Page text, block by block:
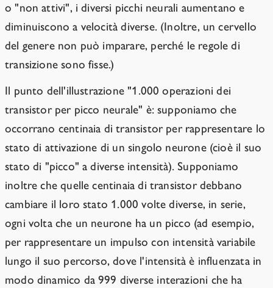
o "non attivi", i diversi picchi neurali aumentano e
diminuiscono a velocità diverse. (Inoltre, un cervello
del genere non può imparare, perché le regole di
transizione sono fisse.)
Il punto dell'illustrazione "1.000 operazioni dei
transistor per picco neurale" è: supponiamo che
occorrano centinaia di transistor per rappresentare lo
stato di attivazione di un singolo neurone (cioè il suo
stato di "picco" a diverse intensità). Supponiamo
inoltre che quelle centinaia di transistor debbano
cambiare il loro stato 1.000 volte diverse, in serie,
ogni volta che un neurone ha un picco (ad esempio,
per rappresentare un impulso con intensità variabile
lungo il suo percorso, dove l'intensità è influenzata in
modo dinamico da 999 diverse interazioni che ha